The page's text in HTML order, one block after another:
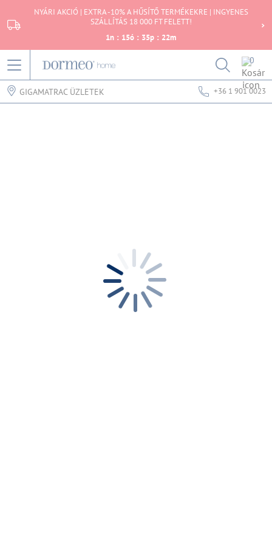
NYÁRI AKCIÓ | EXTRA -10% A HŰSÍTŐ TERMÉKEKRE | INGYENES
SZÁLLÍTÁS 18 000 FT FELETT!
1n : 15ó : 35p : 22m
0
GIGAMATRAC ÜZLETEK +36 1 901 0023